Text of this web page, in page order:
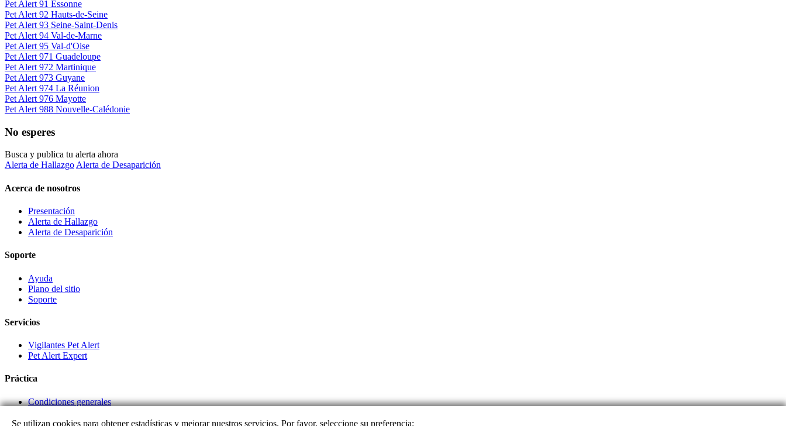
Pet Alert 91 Essonne
Pet Alert 92 Hauts-de-Seine
Pet Alert 93 Seine-Saint-Denis
Pet Alert 94 Val-de-Marne
Pet Alert 95 Val-d'Oise
Pet Alert 971 Guadeloupe
Pet Alert 972 Martinique
Pet Alert 973 Guyane
Pet Alert 974 La Réunion
Pet Alert 976 Mayotte
Pet Alert 988 Nouvelle-Calédonie
No esperes
Busca y publica tu alerta ahora
Alerta de HallazgoAlerta de Desaparición
Acerca de nosotros
Presentación
Alerta de Hallazgo
Alerta de Desaparición
Soporte
Ayuda
Plano del sitio
Soporte
Servicios
Vigilantes Pet Alert
Pet Alert Expert
Práctica
Condiciones generales
Se utilizan cookies para obtener estadísticas y mejorar nuestros servicios. Por favor, seleccione su preferencia: